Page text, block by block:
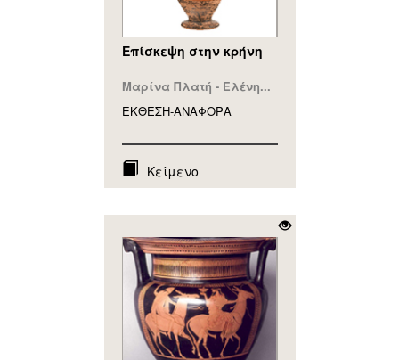
Επίσκεψη στην κρήνη
Μαρίνα Πλατή - Ελένη...
ΕΚΘΕΣΗ-ΑΝΑΦΟΡA
Κείμενο